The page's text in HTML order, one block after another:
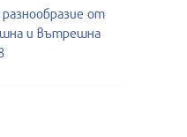
от
и вътрешна